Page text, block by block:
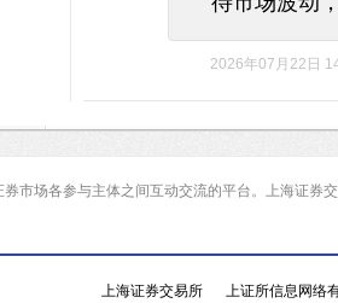
2026年07月22日
市场各参与主体之间互动交流的平台。上海证券
上海证券交易所 上证所信息网络